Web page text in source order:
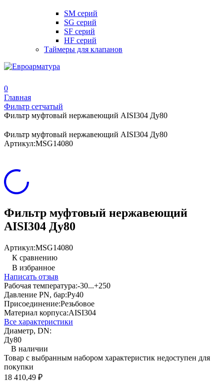
SM серий
SG серий
SF серий
HF серий
Таймеры для клапанов
0
Главная
Фильтр сетчатый
Фильтр муфтовый нержавеющий AISI304 Ду80
Фильтр муфтовый нержавеющий AISI304 Ду80
Артикул:MSG14080
Фильтр муфтовый нержавеющий
AISI304 Ду80
Артикул:MSG14080
К сравнению
В избранное
Написать отзыв
Рабочая температура:-30...+250
Давление PN, бар:Ру40
Присоединение:Резьбовое
Материал корпуса:AISI304
Все характеристики
Диаметр, DN:
Ду80
В наличии
Товар с выбранным набором характеристик недоступен для
покупки
18 410,49 ₽